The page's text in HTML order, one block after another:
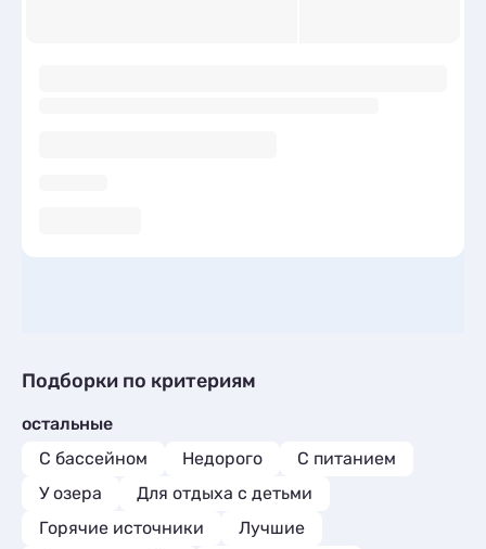
Подборки по критериям
остальные
С бассейном
Недорого
С питанием
У озера
Для отдыха с детьми
Горячие источники
Лучшие